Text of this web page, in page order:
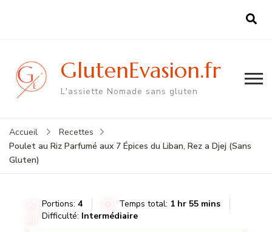
GlutenEvasion.fr
L'assiette Nomade sans gluten
Accueil
Recettes
Poulet au Riz Parfumé aux 7 Épices du Liban, Rez a Djej (Sans
Gluten)
Portions:4 Temps total: 1 hr 55 mins
Difficulté: Intermédiaire